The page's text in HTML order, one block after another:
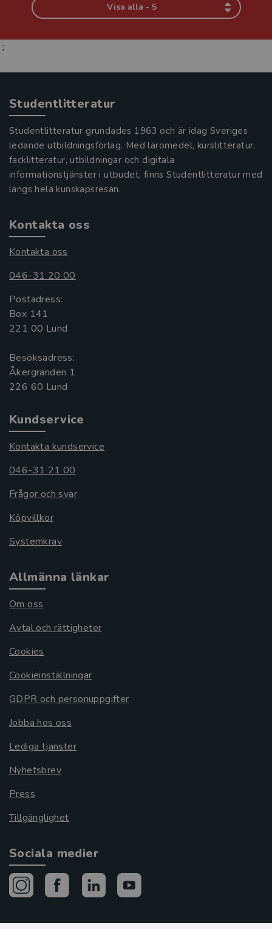
Visa alla - 5
;
Studentlitteratur
Studentlitteratur grundades 1963 och är idag Sveriges
ledande utbildningsförlag. Med läromedel, kurslitteratur,
facklitteratur, utbildningar och digitala
informationstjänster i utbudet, finns Studentlitteratur med
längs hela kunskapsresan.
Kontakta oss
Kontakta oss
046-31 20 00
Postadress:
Box 141
221 00 Lund
Besöksadress:
Åkergränden 1
Kundservice
Kontakta kundservice
046-31 21 00
Frågor och svar
Köpvillkor
Systemkrav
Allmänna länkar
Om oss
Avtal och rättigheter
Cookies
Cookieinställningar
GDPR och personuppgifter
Jobba hos oss
Lediga tjänster
Nyhetsbrev
Press
Tillgänglighet
Sociala medier